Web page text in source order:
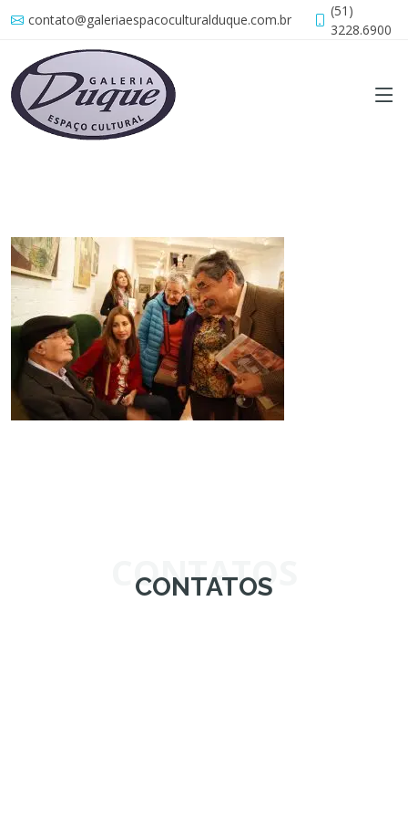
contato@galeriaespacoculturalduque.com.br
(51)
3228.6900
CONTATOS
CONTATOS